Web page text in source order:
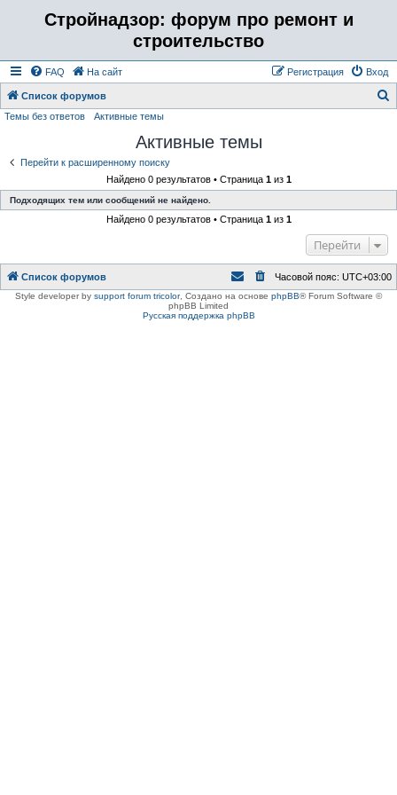
Стройнадзор: форум про ремонт и
строительство
FAQ На сайт Вход
Регистрация
Список форумов
Темы без ответов Активные темы
Активные темы
Перейти к расширенному поиску
Найдено 0 результатов • Страница 1из 1
Подходящих тем или сообщений не найдено.
Найдено 0 результатов • Страница 1из 1
Перейти
Список форумов Часовой пояс: UTC+03:00
Style developer by support forum tricolor, Создано на основе phpBB® Forum Software ©
phpBB Limited
Русская поддержка phpBB